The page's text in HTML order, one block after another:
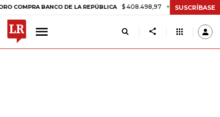
BANCO DE LA REPÚBLICA $ 408.498,97 +$ 8.753,81 +2,19%
SUSCRÍBASE